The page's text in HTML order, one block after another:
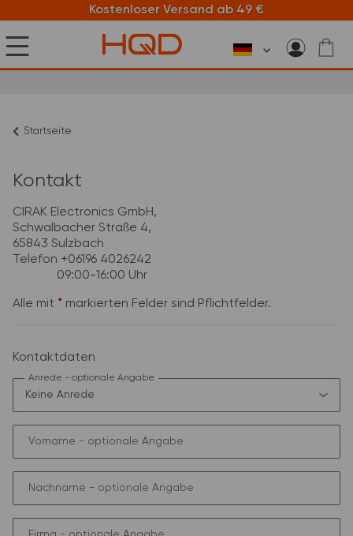
Kostenloser Versand ab 49 €
Startseite
Kontakt
CIRAK Electronics GmbH,
Schwalbacher Straße 4,
65843 Sulzbach
Telefon +06196 4026242
09:00-16:00 Uhr
Alle mit * markierten Felder sind Pflichtfelder.
Kontaktdaten
Anrede - optionale Angabe
Vorname - optionale Angabe
Nachname - optionale Angabe